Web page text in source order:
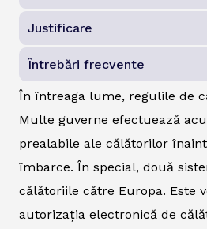
Justificare
Întrebări frecvente
În întreaga lume, regulile de
Multe guverne efectuează
prealabile ale călătorilor
îmbarce. În special, două
călătoriile către Europa. Este
autorizația electronică de